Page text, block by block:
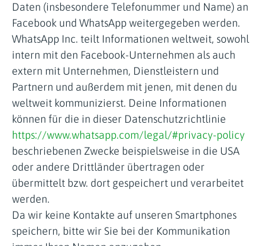
Daten (insbesondere Telefonummer und Name) an
Facebook und WhatsApp weitergegeben werden.
WhatsApp Inc. teilt Informationen weltweit, sowohl
intern mit den Facebook-Unternehmen als auch
extern mit Unternehmen, Dienstleistern und
Partnern und außerdem mit jenen, mit denen du
weltweit kommunizierst. Deine Informationen
können für die in dieser Datenschutzrichtlinie
https://www.whatsapp.com/legal/#privacy-policy
beschriebenen Zwecke beispielsweise in die USA
oder andere Drittländer übertragen oder
übermittelt bzw. dort gespeichert und verarbeitet
werden.
Da wir keine Kontakte auf unseren Smartphones
speichern, bitte wir Sie bei der Kommunikation